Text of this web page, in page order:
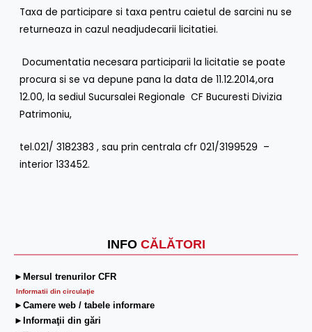
INFO CĂLĂTORI
►Mersul trenurilor CFR
Informatii din circulaţie
►Camere web / tabele informare
►Informaţii din gări
Taxa de participare si taxa pentru caietul de sarcini nu se
returneaza in cazul neadjudecarii licitatiei.
Documentatia necesara participarii la licitatie se poate
procura si se va depune pana la data de 11.12.2014,ora
12.00, la sediul Sucursalei Regionale CF Bucuresti Divizia
Patrimoniu,
tel.021/ 3182383 , sau prin centrala cfr 021/3199529 –
interior 133452.